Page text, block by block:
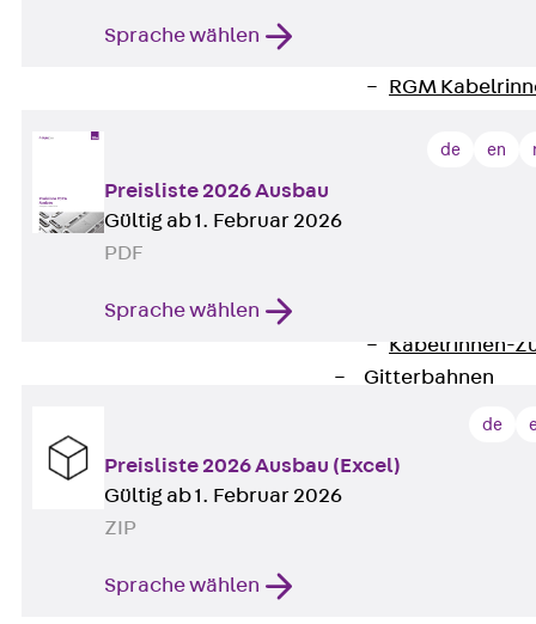
RGM
RGL
Kabelrinnen-
Gitterbahnen
GI Gitterbahn,
Sprache wählen
de en
Preisliste 2026 Ausbau
Gültig ab 1. Februar 2026
PDF
Sprache wählen
de
Preisliste 2026 Ausbau (Excel)
Gültig ab 1. Februar 2026
ZIP
Sprache wählen